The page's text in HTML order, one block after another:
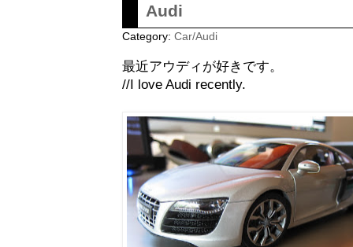
Audi
Category: Car/Audi
最近アウディが好きです。
//I love Audi recently.